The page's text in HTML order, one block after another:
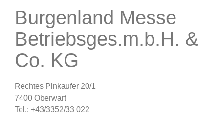
Burgenland Messe
Betriebsges.m.b.H. &
Co. KG
Rechtes Pinkaufer 20/1
7400 Oberwart
Tel.: +43/3352/33 022